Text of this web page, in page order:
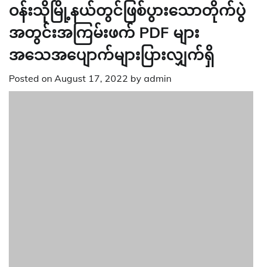
ဝန်းသိုမြို့နယ်တွင်ဖြစ်ပွားသောတိုက်ပွဲ
အတွင်းအကြမ်းဖက် PDF များ
အသေအပျောက်များပြားလျှက်ရှိ
Posted on August 17, 2022 by admin